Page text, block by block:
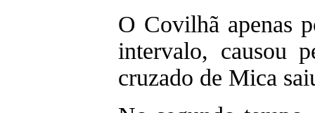
O Covilhã apenas
intervalo, causou
cruzado de Mica